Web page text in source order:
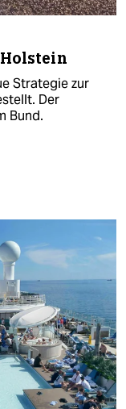
Strategie zur
Der
Bund.